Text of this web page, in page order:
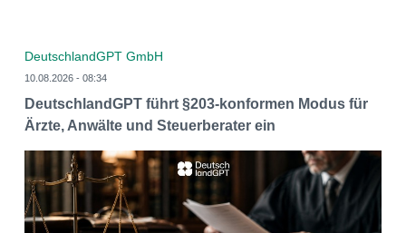
DeutschlandGPT GmbH
10.08.2026 - 08:34
DeutschlandGPT führt §203-konformen Modus für
Ärzte, Anwälte und Steuerberater ein